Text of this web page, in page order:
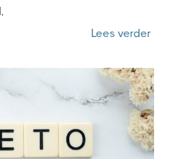
Lees verder